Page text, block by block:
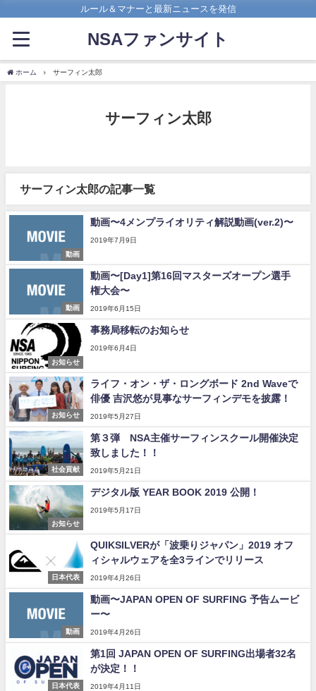
ルール＆マナーと最新ニュースを発信
NSAファンサイト
ホーム サーフィン太郎
サーフィン太郎
サーフィン太郎の記事一覧
動画
動画〜4メンプライオリティ解説動画(ver.2)〜
2019年7月9日
動画
動画〜[Day1]第16回マスターズオープン選手
権大会〜
2019年6月15日
お知らせ
事務局移転のお知らせ
2019年6月4日
お知らせ
ライフ・オン・ザ・ロングボード 2nd Waveで
俳優 吉沢悠が見事なサーフィンデモを披露！
2019年5月27日
社会貢献
第３弾 NSA主催サーフィンスクール開催決定
致しました！！
2019年5月21日
お知らせ
デジタル版 YEAR BOOK 2019 公開！
2019年5月17日
日本代表
QUIKSILVERが「波乗りジャパン」2019 オフ
ィシャルウェアを全3ラインでリリース
2019年4月26日
動画
動画〜JAPAN OPEN OF SURFING 予告ムービ
ー〜
2019年4月26日
日本代表
第1回 JAPAN OPEN OF SURFING出場者32名
が決定！！
2019年4月11日